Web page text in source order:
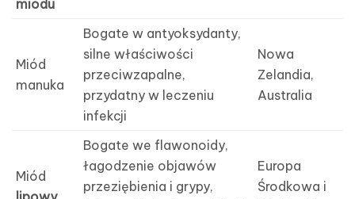
miodu
Miód
manuka
Bogate w antyoksydanty,
silne właściwości
przeciwzapalne,
przydatny w leczeniu
infekcji
Nowa
Zelandia,
Australia
Miód
Bogate we flawonoidy,
łagodzenie objawów
przeziębienia i grypy,
Europa
Środkowa i